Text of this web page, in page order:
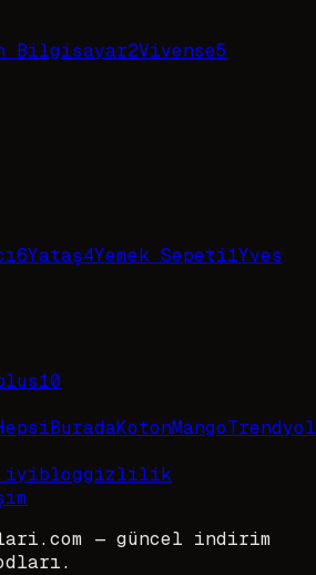
Bilgisayar2Vivense5
6Yataş4Yemek Sepeti1Yves
10
KotonMangoTrendyol
iyibloggizlilik
— güncel indirim